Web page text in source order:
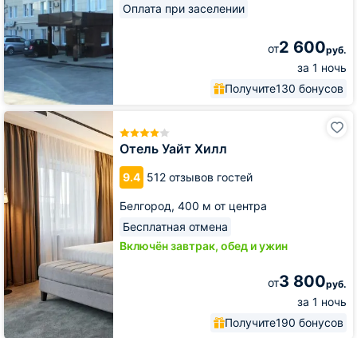
Оплата при заселении
от2 600руб.
за 1 ночь
Получите130 бонусов
Отель Уайт Хилл
9.4 512 отзывов гостей
Белгород, 400 м от центра
Бесплатная отмена
Включён завтрак, обед и ужин
от3 800руб.
за 1 ночь
Получите190 бонусов
Отель
Уайт
Хилл